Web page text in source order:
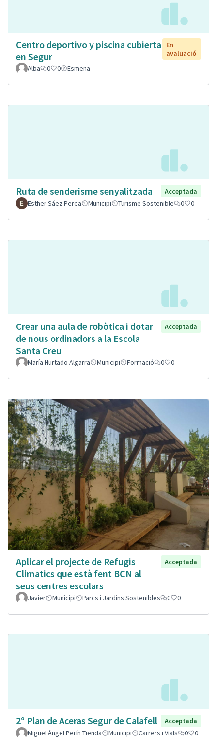
Centro deportivo y piscina cubierta
en Segur
En
avaluació
Alba
0 0 Esmena
Ruta de senderisme senyalitzada
Acceptada
Esther Sáez Perea
Municipi Turisme Sostenible 0 0
Crear una aula de robòtica i dotar
de nous ordinadors a la Escola
Santa Creu
Acceptada
María Hurtado Algarra Municipi Formació 0 0
Aplicar el projecte de Refugis
Climatics que està fent BCN al
seus centres escolars
Acceptada
Javier Municipi Parcs i Jardins Sostenibles 0 0
2º Plan de Aceras Segur de Calafell
Acceptada
Miguel Ángel Perín Tienda
Municipi Carrers i Vials 0 0